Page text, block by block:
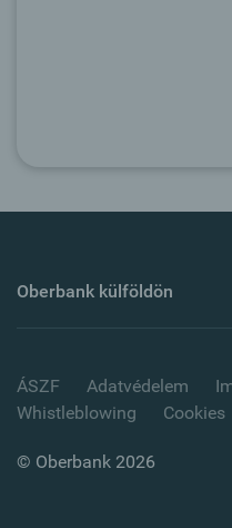
Oberbank külföldön
ÁSZF Adatvédelem
Whistleblowing
Cookies
© Oberbank 2026